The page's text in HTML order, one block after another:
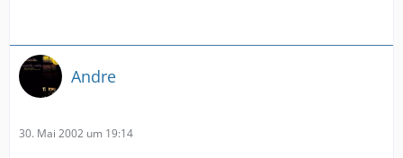
Andre
30. Mai 2002 um 19:14